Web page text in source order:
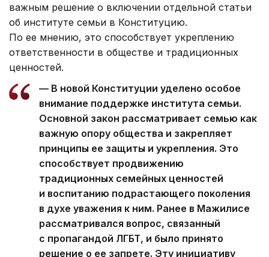
важным решение о включении отдельной статьи
об институте семьи в Конституцию.
По ее мнению, это способствует укреплению
ответственности в обществе и традиционных
ценностей.
— В новой Конституции уделено особое
внимание поддержке института семьи.
Основной закон рассматривает семью как
важную опору общества и закрепляет
принципы ее защиты и укрепления. Это
способствует продвижению
традиционных семейных ценностей
и воспитанию подрастающего поколения
в духе уважения к ним. Ранее в Мажилисе
рассматривался вопрос, связанный
с пропагандой ЛГБТ, и было принято
решение о ее запрете. Эту инициативу